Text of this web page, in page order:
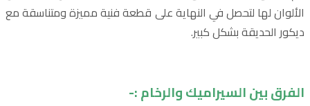
الألوان لها لتحصل في النهاية على قطعة فنية مميزة ومتناسقة مع
ديكور الحديقة بشكل كبير.
الفرق بين السيراميك والرخام :-